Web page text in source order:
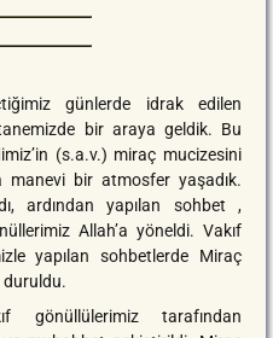
günlerde idrak edilen
bir araya geldik. Bu
(s.a.v.) miraç mucizesini
manevi bir atmosfer yaşadık.
ardından yapılan sohbet ,
Allah’a yöneldi. Vakıf
yapılan sohbetlerde Miraç
gönüllülerimiz tarafından